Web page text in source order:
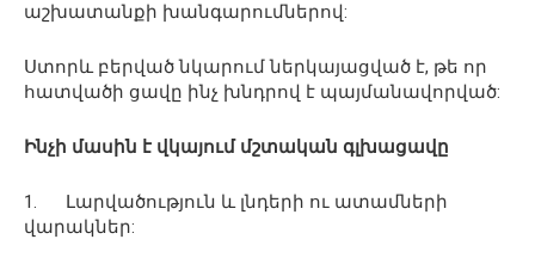
աշխատանքի խանգարումներով:
Ստորև բերված նկարում ներկայացված է, թե որ
հատվածի ցավը ինչ խնդրով է պայմանավորված:
Ինչի մասին է վկայում մշտական գլխացավը
1. Լարվածություն և լնդերի ու ատամների
վարակներ: